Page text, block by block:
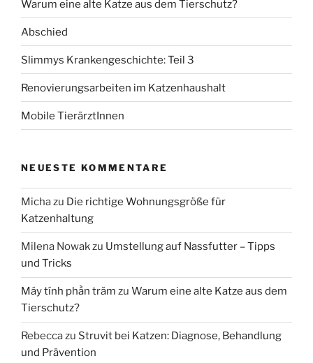
Warum eine alte Katze aus dem Tierschutz?
Abschied
Slimmys Krankengeschichte: Teil 3
Renovierungsarbeiten im Katzenhaushalt
Mobile TierärztInnen
NEUESTE KOMMENTARE
Michazu Die richtige Wohnungsgröße für
Katzenhaltung
Milena Nowakzu Umstellung auf Nassfutter – Tipps
und Tricks
Máy tính phần trăm zu Warum eine alte Katze aus dem
Tierschutz?
Rebeccazu Struvit bei Katzen: Diagnose, Behandlung
und Prävention